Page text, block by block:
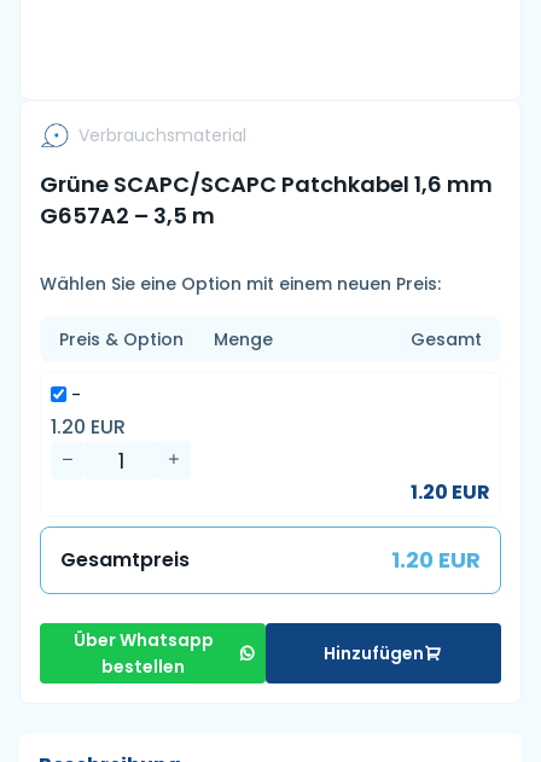
Verbrauchsmaterial
Grüne SCAPC/SCAPC Patchkabel 1,6 mm
G657A2 – 3,5 m
Wählen Sie eine Option mit einem neuen Preis:
Preis & Option Menge Gesamt
-
1.20 EUR
1.20 EUR
Gesamtpreis 1.20 EUR
Über Whatsapp
bestellen
Hinzufügen